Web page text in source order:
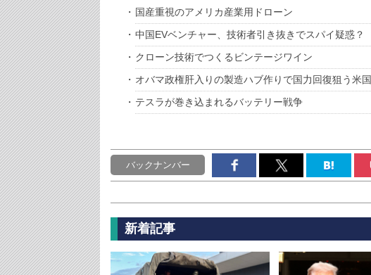
国産重視のアメリカ産業用ドローン
中国EVベンチャー、技術者引き抜きでスパイ疑惑？
クローン技術でつくるビンテージワイン
オバマ政権肝入りの製造ハブ作りで国力回復狙う米国
テスラが巻き込まれるバッテリー戦争
バックナンバー
新着記事